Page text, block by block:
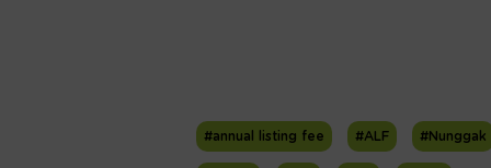
#annual listing fee #ALF #Nunggak